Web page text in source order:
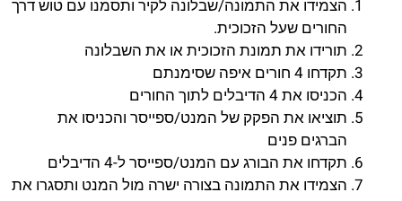
הצמידו את התמונה/שבלונה לקיר ותסמנו עם טוש דרך
החורים שעל הזכוכית.
תורידו את תמונת הזכוכית או את השבלונה
תקדחו 4 חורים איפה שסימנתם
הכניסו את 4 הדיבלים לתוך החורים
תוציאו את הפקק של המנט/ספייסר והכניסו את
הברגים פנים
תקדחו את הבורג עם המנט/ספייסר ל-4 הדיבלים
הצמידו את התמונה בצורה ישרה מול המנט ותסגרו את